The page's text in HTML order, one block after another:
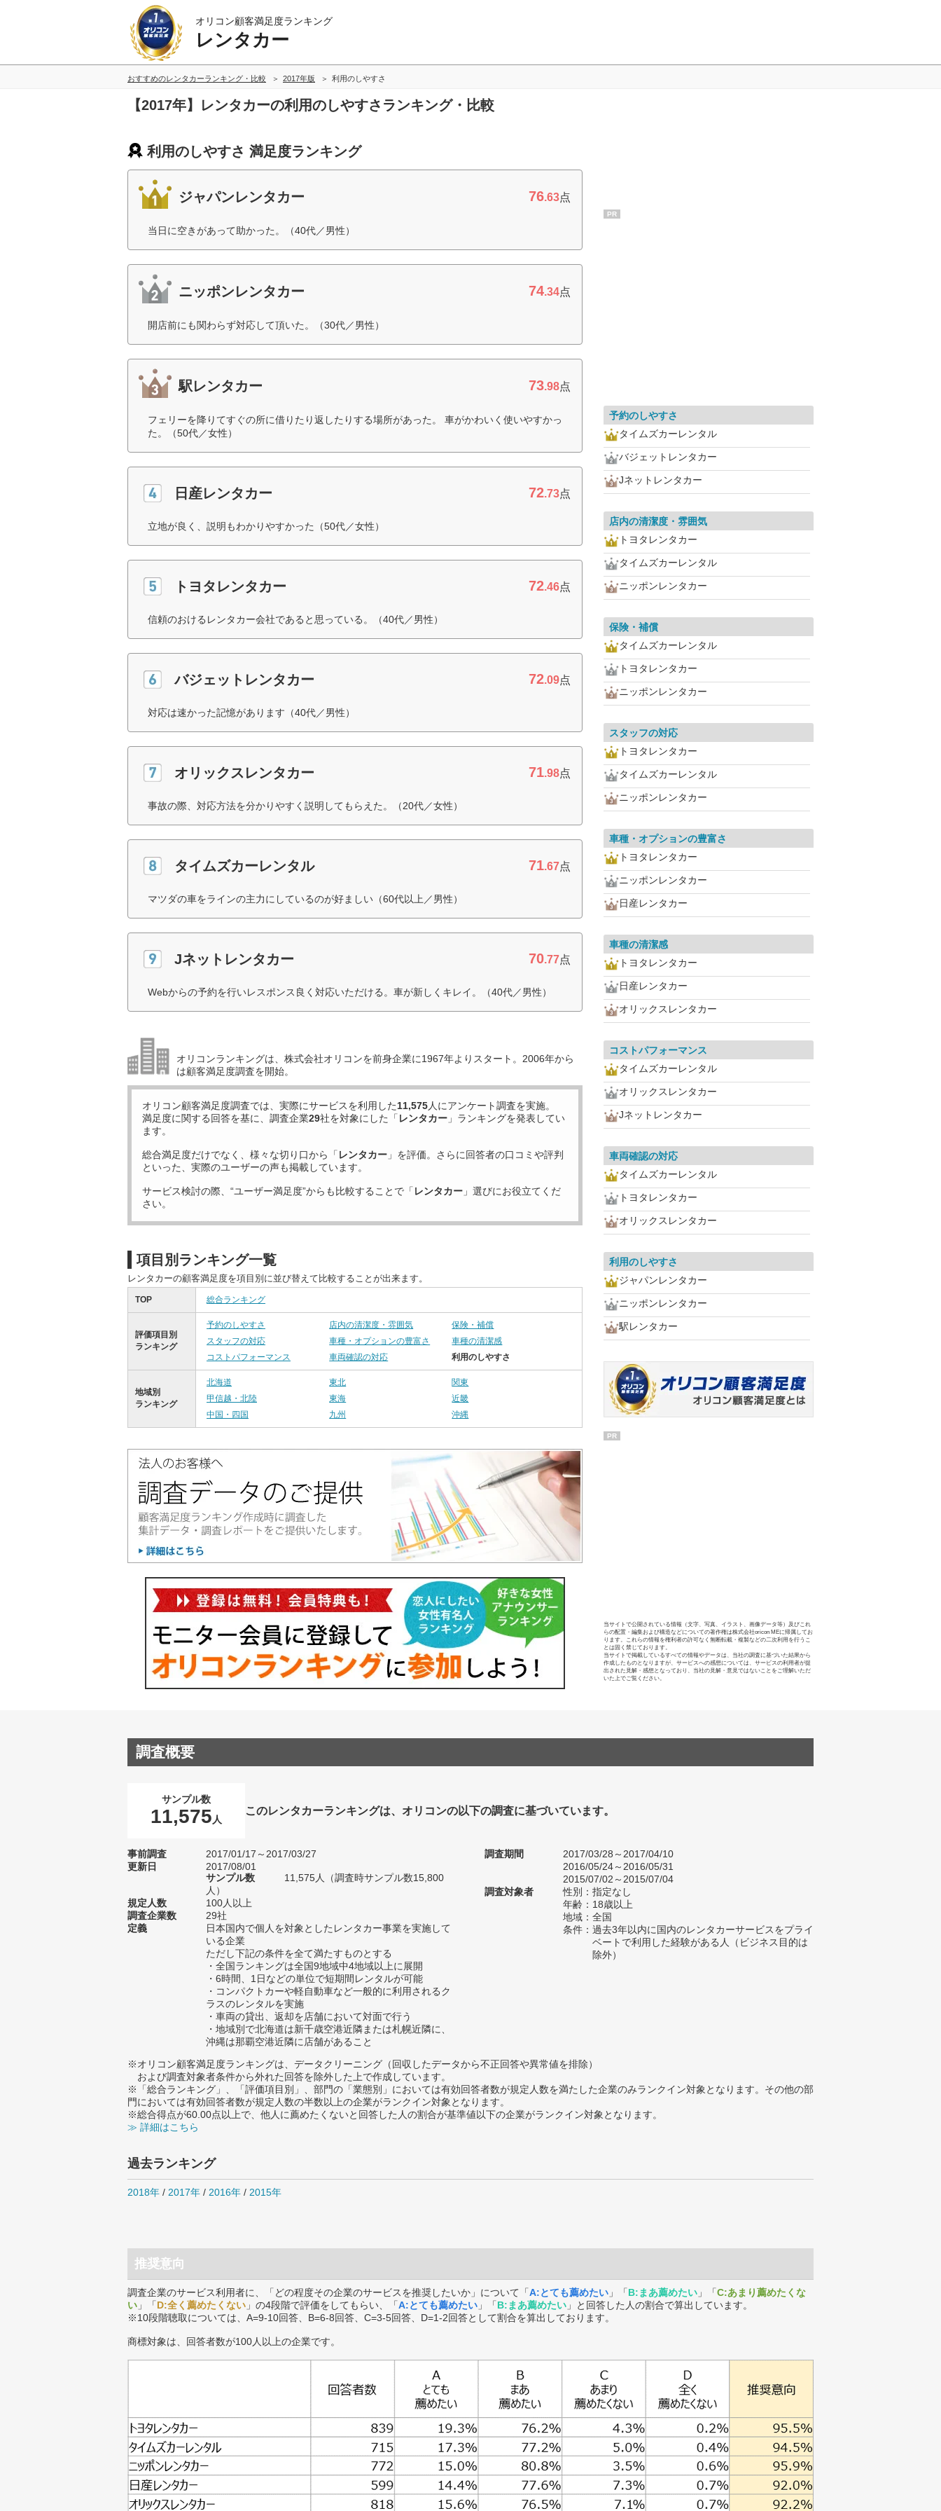
オリコン顧客満足度ランキング
レンタカー
おすすめのレンタカーランキング・比較 2017年版 利用のしやすさ
【2017年】レンタカーの利用のしやすさランキング・比較
利用のしやすさ 満足度ランキング
ジャパンレンタカー 76.63点
当日に空きがあって助かった。（40代／男性）
ニッポンレンタカー 74.34点
開店前にも関わらず対応して頂いた。（30代／男性）
駅レンタカー 73.98点
フェリーを降りてすぐの所に借りたり返したりする場所があった。 車がかわいく使いやすかっ
た。（50代／女性）
日産レンタカー 72.73点
立地が良く、説明もわかりやすかった（50代／女性）
トヨタレンタカー 72.46点
信頼のおけるレンタカー会社であると思っている。（40代／男性）
バジェットレンタカー 72.09点
対応は速かった記憶があります（40代／男性）
オリックスレンタカー 71.98点
事故の際、対応方法を分かりやすく説明してもらえた。（20代／女性）
タイムズカーレンタル 71.67点
マツダの車をラインの主力にしているのが好ましい（60代以上／男性）
Jネットレンタカー 70.77点
Webからの予約を行いレスポンス良く対応いただける。車が新しくキレイ。（40代／男性）
オリコンランキングは、株式会社オリコンを前身企業に1967年よりスタート。2006年から
は顧客満足度調査を開始。
オリコン顧客満足度調査では、実際にサービスを利用した11,575人にアンケート調査を実施。
満足度に関する回答を基に、調査企業29社を対象にした「 レンタカー 」ランキングを発表してい
ます。
総合満足度だけでなく、様々な切り口から「 レンタカー 」を評価。さらに回答者の口コミや評判
といった、実際のユーザーの声も掲載しています。
サービス検討の際、“ユーザー満足度”からも比較することで「 レンタカー 」選びにお役立てくだ
さい。
項目別ランキング一覧
レンタカーの顧客満足度を項目別に並び替えて比較することが出来ます。
TOP 総合ランキング
評価項目別
ランキング
予約のしやすさ 店内の清潔度・雰囲気
保険・補償
スタッフの対応
車種・オプションの豊富さ
車種の清潔感
コストパフォーマンス
車両確認の対応 利用のしやすさ
地域別
ランキング
北海道 東北
関東
甲信越・北陸
東海
近畿
中国・四国
九州 沖縄
PR
予約のしやすさ
タイムズカーレンタル
バジェットレンタカー
Jネットレンタカー
店内の清潔度・雰囲気
トヨタレンタカー
タイムズカーレンタル
ニッポンレンタカー
保険・補償
タイムズカーレンタル
トヨタレンタカー
ニッポンレンタカー
スタッフの対応
トヨタレンタカー
タイムズカーレンタル
ニッポンレンタカー
車種・オプションの豊富さ
トヨタレンタカー
ニッポンレンタカー
日産レンタカー
車種の清潔感
トヨタレンタカー
日産レンタカー
オリックスレンタカー
コストパフォーマンス
タイムズカーレンタル
オリックスレンタカー
Jネットレンタカー
車両確認の対応
タイムズカーレンタル
トヨタレンタカー
オリックスレンタカー
利用のしやすさ
ジャパンレンタカー
ニッポンレンタカー
駅レンタカー
PR
当サイトで公開されている情報（文字、写真、イラスト、画像データ等）及びこれ
らの配置・編集および構造などについての著作権は株式会社oricon MEに帰属してお
ります。これらの情報を権利者の許可なく無断転載・複製などの二次利用を行うこ
とは固く禁じております。
当サイトで掲載しているすべての情報やデータは、当社の調査に基づいた結果から
作成したものとなりますが、サービスへの感想については、サービスの利用者が提
出された見解・感想となっており、当社の見解・意見ではないことをご理解いただ
いた上でご覧ください。
調査概要
サンプル数
11,575 人
このレンタカーランキングは、オリコンの以下の調査に基づいています。
事前調査
2017/01/17～2017/03/27
更新日
2017/08/01
サンプル数
11,575人（調査時サンプル数15,800
人）
規定人数
100人以上
調査企業数
29社
定義
日本国内で個人を対象としたレンタカー事業を実施して
いる企業
ただし下記の条件を全て満たすものとする
・全国ランキングは全国9地域中4地域以上に展開
・6時間、1日などの単位で短期間レンタルが可能
・コンパクトカーや軽自動車など一般的に利用されるク
ラスのレンタルを実施
・車両の貸出、返却を店舗において対面で行う
・地域別で北海道は新千歳空港近隣または札幌近隣に、
沖縄は那覇空港近隣に店舗があること
調査期間
2017/03/28～2017/04/10
2016/05/24～2016/05/31
2015/07/02～2015/07/04
調査対象者
性別：指定なし
年齢：18歳以上
地域：全国
条件：過去3年以内に国内のレンタカーサービスをプライ
ベートで利用した経験がある人（ビジネス目的は
除外）
※オリコン顧客満足度ランキングは、データクリーニング（回収したデータから不正回答や異常値を排除）
および調査対象者条件から外れた回答を除外した上で作成しています。
※「総合ランキング」、「評価項目別」、部門の「業態別」においては有効回答者数が規定人数を満たした企業のみランクイン対象となります。その他の部
門においては有効回答者数が規定人数の半数以上の企業がランクイン対象となります。
※総合得点が60.00点以上で、他人に薦めたくないと回答した人の割合が基準値以下の企業がランクイン対象となります。
≫ 詳細はこちら
過去ランキング
2018年 / 2017年 / 2016年 / 2015年
推奨意向
調査企業のサービス利用者に、「どの程度その企業のサービスを推奨したいか」について「A:とても薦めたい 」「B:まあ薦めたい 」「C:あまり薦めたくな
い 」「D:全く薦めたくない 」の4段階で評価をしてもらい、「A:とても薦めたい 」「B:まあ薦めたい 」と回答した人の割合で算出しています。
※10段階聴取については、A=9-10回答、B=6-8回答、C=3-5回答、D=1-2回答として割合を算出しております。
商標対象は、回答者数が100人以上の企業です。